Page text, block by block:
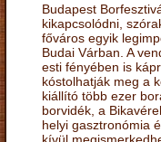
Budapest
kikapcsolódni,
főváros egyik
Budai Várban. A
esti fényében is
kóstolhatják meg a
kiállító több ezer
borvidék, a
helyi gasztronómia